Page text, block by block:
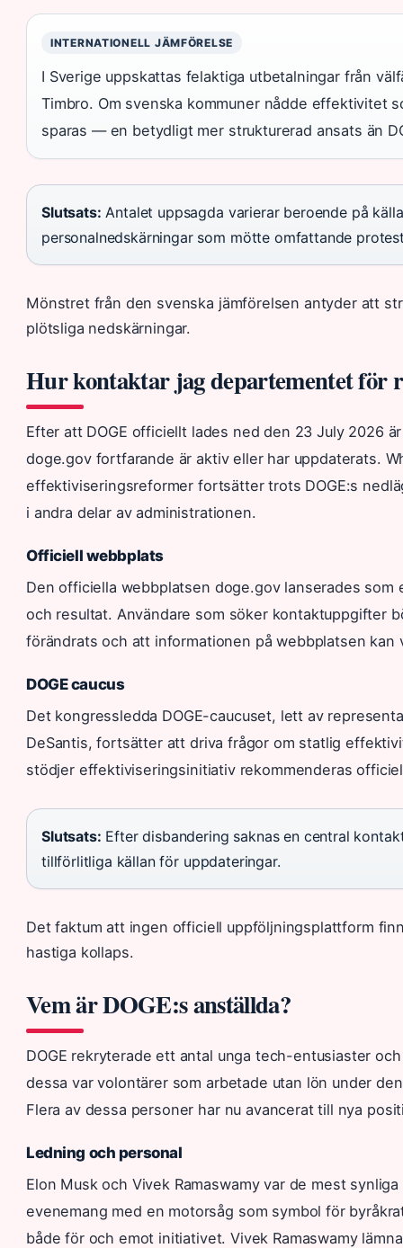
INTERNATIONELL JÄMFÖRELSE
I Sverige uppskattas felaktiga utbetalningar från
Timbro. Om svenska kommuner nådde effektivitet
sparas — en betydligt mer strukturerad ansats än
Slutsats: Antalet uppsagda varierar beroende på
personalnedskärningar som mötte omfattande
Mönstret från den svenska jämförelsen antyder att
plötsliga nedskärningar.
Hur kontaktar jag departementet för
Efter att DOGE officiellt lades ned den 23 July 2026
doge.gov fortfarande är aktiv eller har uppdaterats.
effektiviseringsreformer fortsätter trots DOGE:s
i andra delar av administrationen.
Officiell webbplats
Den officiella webbplatsen doge.gov lanserades
och resultat. Användare som söker kontaktuppgifter
förändrats och att informationen på webbplatsen kan
DOGE caucus
Det kongressledda DOGE-caucuset, lett av
DeSantis, fortsätter att driva frågor om statlig
stödjer effektiviseringsinitiativ rekommenderas
Slutsats: Efter disbandering saknas en central
tillförlitliga källan för uppdateringar.
Det faktum att ingen officiell uppföljningsplattform
hastiga kollaps.
Vem är DOGE:s anställda?
DOGE rekryterade ett antal unga tech-entusiaster
dessa var volontärer som arbetade utan lön under
Flera av dessa personer har nu avancerat till nya
Ledning och personal
Elon Musk och Vivek Ramaswamy var de mest
evenemang med en motorsåg som symbol för
både för och emot initiativet. Vivek Ramaswamy